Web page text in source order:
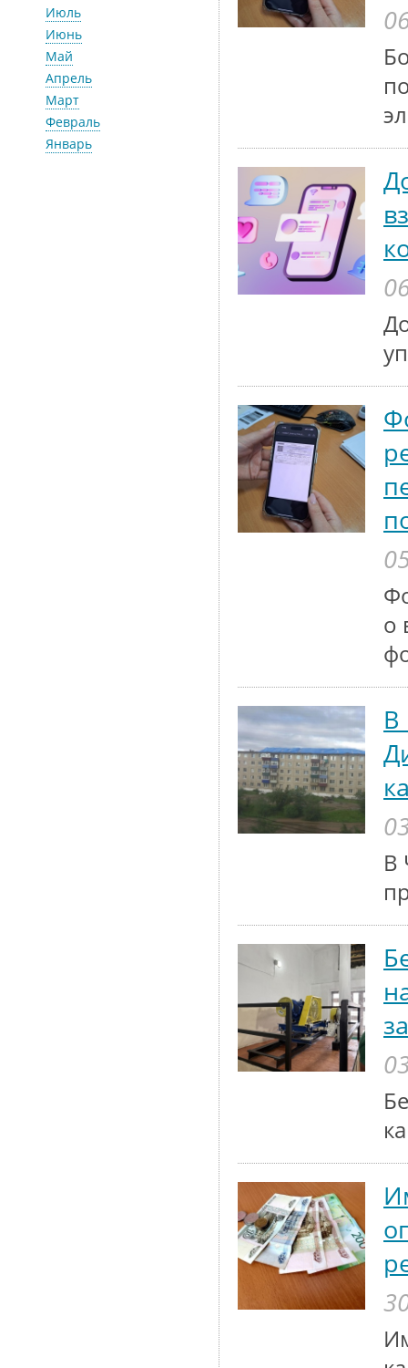
Июль
Июнь
Май
Апрель
Март
Февраль
Январь
о
В
В